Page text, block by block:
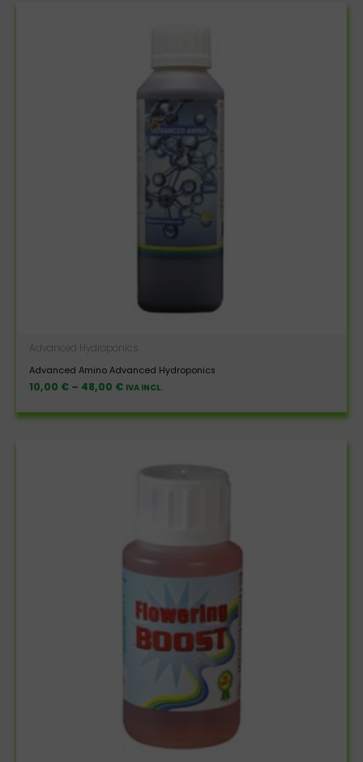
Advanced Hydroponics
Advanced Amino Advanced Hydroponics
10,00 € – 48,00 € IVA INCL.